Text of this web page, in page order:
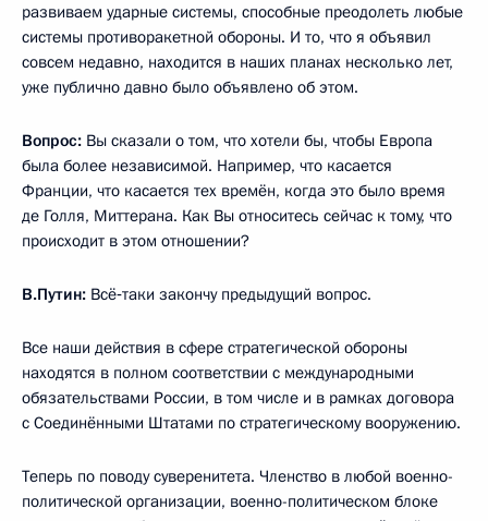
развиваем ударные системы, способные преодолеть любые
системы противоракетной обороны. И то, что я объявил
совсем недавно, находится в наших планах несколько лет,
уже публично давно было объявлено об этом.
Вопрос: Вы сказали о том, что хотели бы, чтобы Европа
была более независимой. Например, что касается
Франции, что касается тех времён, когда это было время
де Голля, Миттерана. Как Вы относитесь сейчас к тому, что
происходит в этом отношении?
В.Путин: Всё‑таки закончу предыдущий вопрос.
Все наши действия в сфере стратегической обороны
находятся в полном соответствии с международными
обязательствами России, в том числе и в рамках договора
с Соединёнными Штатами по стратегическому вооружению.
Теперь по поводу суверенитета. Членство в любой военно-
политической организации, военно-политическом блоке